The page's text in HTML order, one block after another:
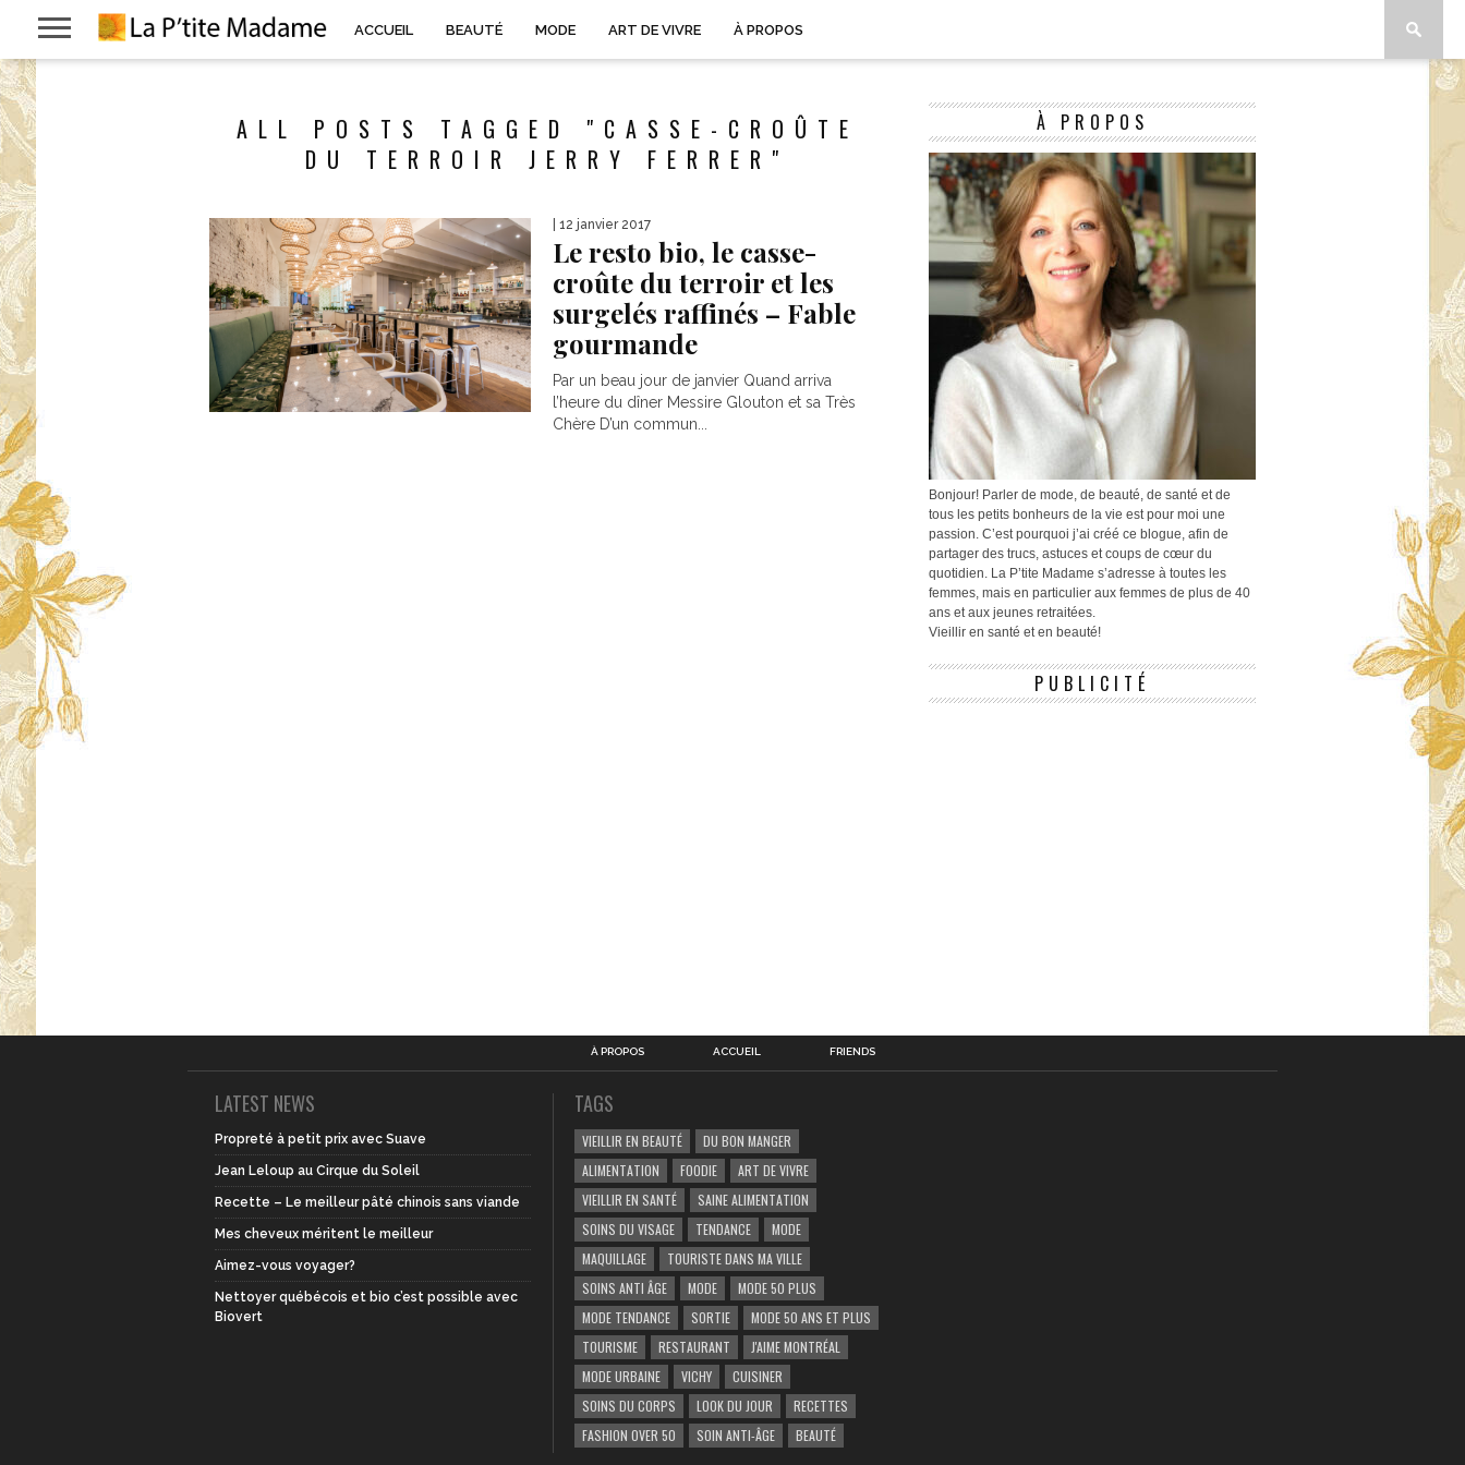
ACCUEIL BEAUTÉ MODE ART DE VIVRE À PROPOS
ALL POSTS TAGGED "CASSE-CROÛTE
DU TERROIR JERRY FERRER"
| 12 janvier 2017
Le resto bio, le casse-
croûte du terroir et les
surgelés raffinés – Fable
gourmande
Par un beau jour de janvier Quand arriva
l’heure du dîner Messire Glouton et sa Très
Chère D’un commun...
À PROPOS
Bonjour! Parler de mode, de beauté, de santé et de
tous les petits bonheurs de la vie est pour moi une
passion. C’est pourquoi j’ai créé ce blogue, afin de
partager des trucs, astuces et coups de cœur du
quotidien. La P’tite Madame s’adresse à toutes les
femmes, mais en particulier aux femmes de plus de 40
ans et aux jeunes retraitées.
Vieillir en santé et en beauté!
PUBLICITÉ
À PROPOS ACCUEIL FRIENDS
LATEST NEWS
Propreté à petit prix avec Suave
Jean Leloup au Cirque du Soleil
Recette – Le meilleur pâté chinois sans viande
Mes cheveux méritent le meilleur
Aimez-vous voyager?
Nettoyer québécois et bio c’est possible avec
Biovert
TAGS
VIEILLIR EN BEAUTÉ
DU BON MANGER
ALIMENTATION
FOODIE
ART DE VIVRE
VIEILLIR EN SANTÉ
SAINE ALIMENTATION
SOINS DU VISAGE
TENDANCE
MODE
MAQUILLAGE
TOURISTE DANS MA VILLE
SOINS ANTI ÂGE
MODE
MODE 50 PLUS
MODE TENDANCE
SORTIE
MODE 50 ANS ET PLUS
TOURISME
RESTAURANT
J'AIME MONTRÉAL
MODE URBAINE
VICHY
CUISINER
SOINS DU CORPS
LOOK DU JOUR
RECETTES
FASHION OVER 50
SOIN ANTI-ÂGE BEAUTÉ